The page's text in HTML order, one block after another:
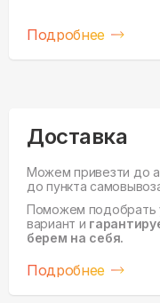
Подробнее
Доставка
Можем привезти до
до пункта
Поможем подобрать
вариант и
берем на себя.
Подробнее